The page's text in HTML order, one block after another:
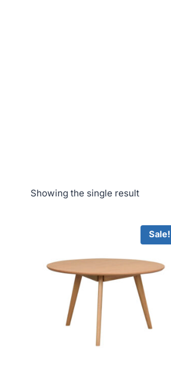
Showing the single result
Sale!